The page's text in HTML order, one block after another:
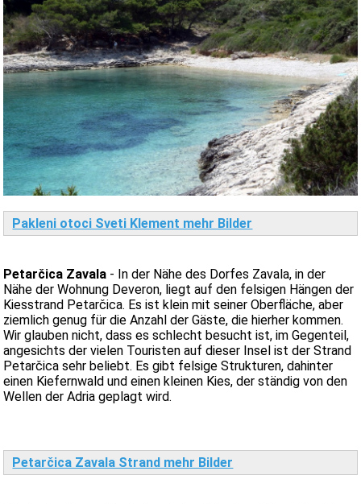
Pakleni otoci Sveti Klement mehr Bilder
Petarčica Zavala - In der Nähe des Dorfes Zavala, in der
Nähe der Wohnung Deveron, liegt auf den felsigen Hängen der
Kiesstrand Petarčica. Es ist klein mit seiner Oberfläche, aber
ziemlich genug für die Anzahl der Gäste, die hierher kommen.
Wir glauben nicht, dass es schlecht besucht ist, im Gegenteil,
angesichts der vielen Touristen auf dieser Insel ist der Strand
Petarčica sehr beliebt. Es gibt felsige Strukturen, dahinter
einen Kiefernwald und einen kleinen Kies, der ständig von den
Wellen der Adria geplagt wird.
Petarčica Zavala Strand mehr Bilder